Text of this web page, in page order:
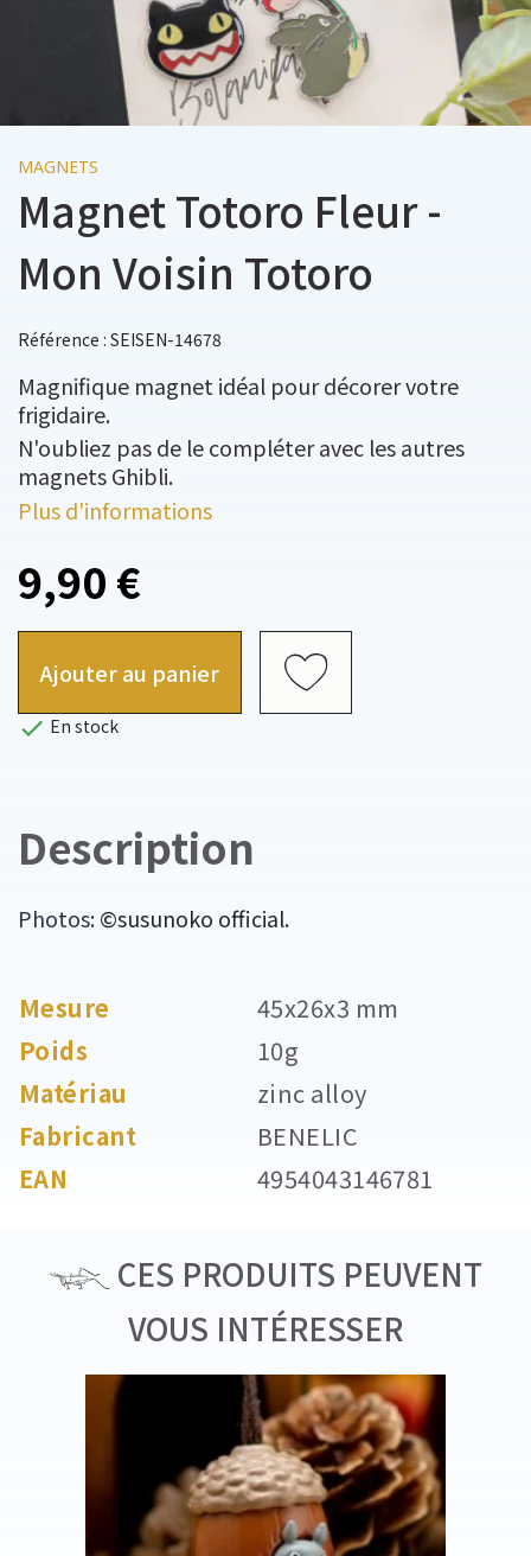
MAGNETS
Magnet Totoro Fleur -
Mon Voisin Totoro
Référence : SEISEN-14678
Magnifique magnet idéal pour décorer votre
frigidaire.
N'oubliez pas de le compléter avec les autres
magnets Ghibli.
Plus d'informations
9,90 €
Ajouter au panier
 En stock
Description
Photos:©susunoko official.
Mesure
45x26x3 mm
Poids
10g
Matériau
zinc alloy
Fabricant
BENELIC
EAN
4954043146781
CES PRODUITS PEUVENT
VOUS INTÉRESSER